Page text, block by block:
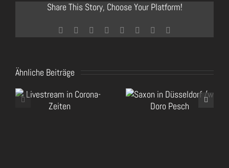
Share This Story, Choose Your Platform!
Facebook
TwitterReddit LinkedIn
TumblrPinterest
Mail
Ähnliche Beiträge
Saxon in Düsseldorf